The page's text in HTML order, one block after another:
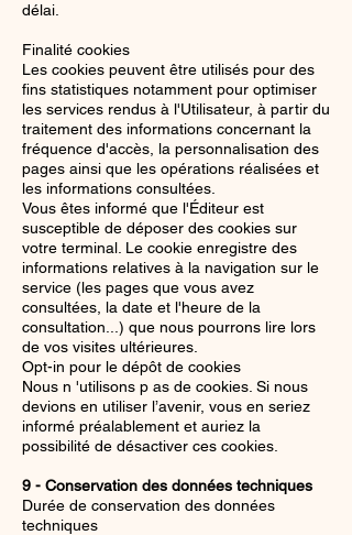
délai.
Finalité cookies
Les cookies peuvent être utilisés pour des
fins statistiques notamment pour optimiser
les services rendus à l'Utilisateur, à partir du
traitement des informations concernant la
fréquence d'accès, la personnalisation des
pages ainsi que les opérations réalisées et
les informations consultées.
Vous êtes informé que l'Éditeur est
susceptible de déposer des cookies sur
votre terminal. Le cookie enregistre des
informations relatives à la navigation sur le
service (les pages que vous avez
consultées, la date et l'heure de la
consultation...) que nous pourrons lire lors
de vos visites ultérieures.
Opt-in pour le dépôt de cookies
Nous n 'utilisons p as de cookies. Si nous
devions en utiliser l’avenir, vous en seriez
informé préalablement et auriez la
possibilité de désactiver ces cookies.
9 - Conservation des données techniques
Durée de conservation des données
techniques